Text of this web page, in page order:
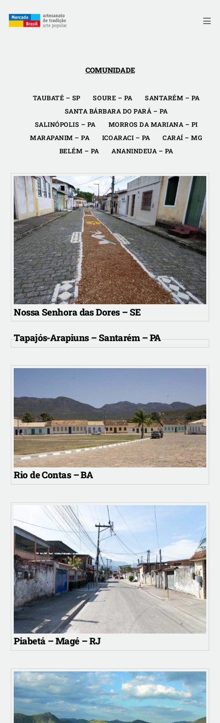
COMUNIDADE
TAUBATÉ – SP SOURE – PA
SANTARÉM – PA
SANTA BÁRBARA DO PARÁ – PA
SALINÓPOLIS – PA
MORROS DA MARIANA – PI
MARAPANIM – PA
ICOARACI – PA
CARAÍ – MG
BELÉM – PA
ANANINDEUA – PA
Nossa Senhora das Dores – SE
Tapajós-Arapiuns – Santarém – PA
Rio de Contas – BA
Piabetá – Magé – RJ